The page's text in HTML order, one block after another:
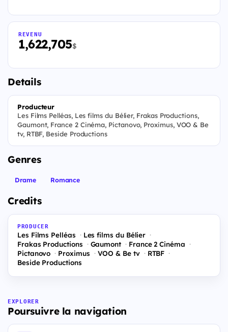
1,622,705$
REVENU
Details
Producteur
Les Films Pelléas, Les films du Bélier, Frakas Productions,
Gaumont, France 2 Cinéma, Pictanovo, Proximus, VOO & Be
tv, RTBF, Beside Productions
Genres
Drame Romance
Credits
PRODUCER
Les Films Pelléas
Les films du Bélier
Frakas Productions
Gaumont
France 2 Cinéma
Pictanovo
Proximus VOO & Be tv
RTBF
Beside Productions
EXPLORER
Poursuivre la navigation